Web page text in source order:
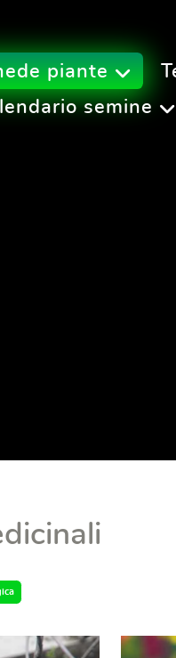
piante
semine